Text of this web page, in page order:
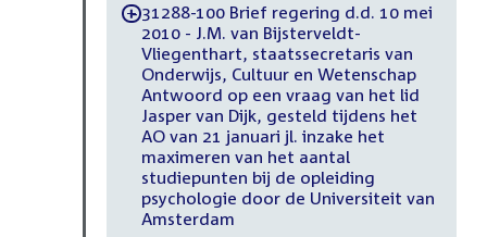
-31288-100 Brief regering d.d. 10 mei
2010 - J.M. van Bijsterveldt-
Vliegenthart, staatssecretaris van
Onderwijs, Cultuur en Wetenschap
Antwoord op een vraag van het lid
Jasper van Dijk, gesteld tijdens het
AO van 21 januari jl. inzake het
maximeren van het aantal
studiepunten bij de opleiding
psychologie door de Universiteit van
Amsterdam